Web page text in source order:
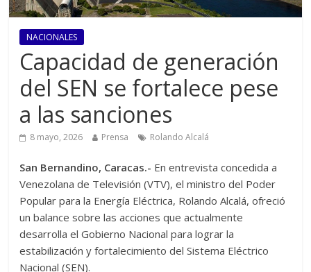
NACIONALES
Capacidad de generación
del SEN se fortalece pese
a las sanciones
8 mayo, 2026 Prensa Rolando Alcalá
‎San Bernandino, Caracas.- En entrevista concedida a
Venezolana de Televisión (VTV), el ministro del Poder
Popular para la Energía Eléctrica, Rolando Alcalá, ofreció
un balance sobre las acciones que actualmente
desarrolla el Gobierno Nacional para lograr la
estabilización y fortalecimiento del Sistema Eléctrico
Nacional (SEN).